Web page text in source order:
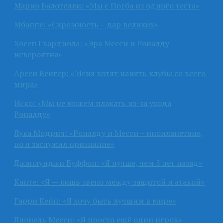
Марио Балотелли: «Мы с Погба из одного теста»
Мбаппе: «Скромность – дар великих»
Хосеп Гвардиола: «Эра Месси и Роналду
невероятна»
Арсен Венгер: «Меня хотят нанять клубы со всего
мира»
Иско: «Мы не можем плакать из-за ухода
Роналду»
Лука Модрич: «Роналду и Месси – инопланетяне,
но я заслужил признание»
Джанлуиджи Буффон: «Я лучше, чем 5 лет назад»
Канте: «Я — лишь звено между защитой и атакой»
Гарри Кейн: «Я хочу быть лучшим в мире»
Лионель Месси: «Я просто ещё один игрок»